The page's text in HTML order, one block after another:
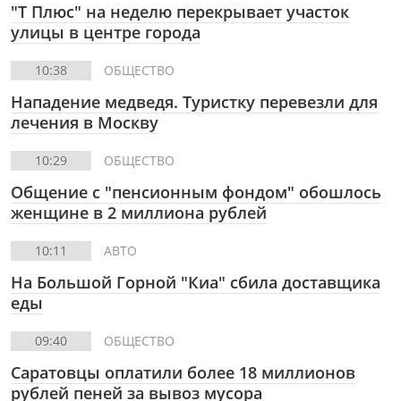
"Т Плюс" на неделю перекрывает участок
улицы в центре города
10:38 ОБЩЕСТВО
Нападение медведя. Туристку перевезли для
лечения в Москву
10:29 ОБЩЕСТВО
Общение с "пенсионным фондом" обошлось
женщине в 2 миллиона рублей
10:11 АВТО
На Большой Горной "Киа" сбила доставщика
еды
09:40 ОБЩЕСТВО
Саратовцы оплатили более 18 миллионов
рублей пеней за вывоз мусора